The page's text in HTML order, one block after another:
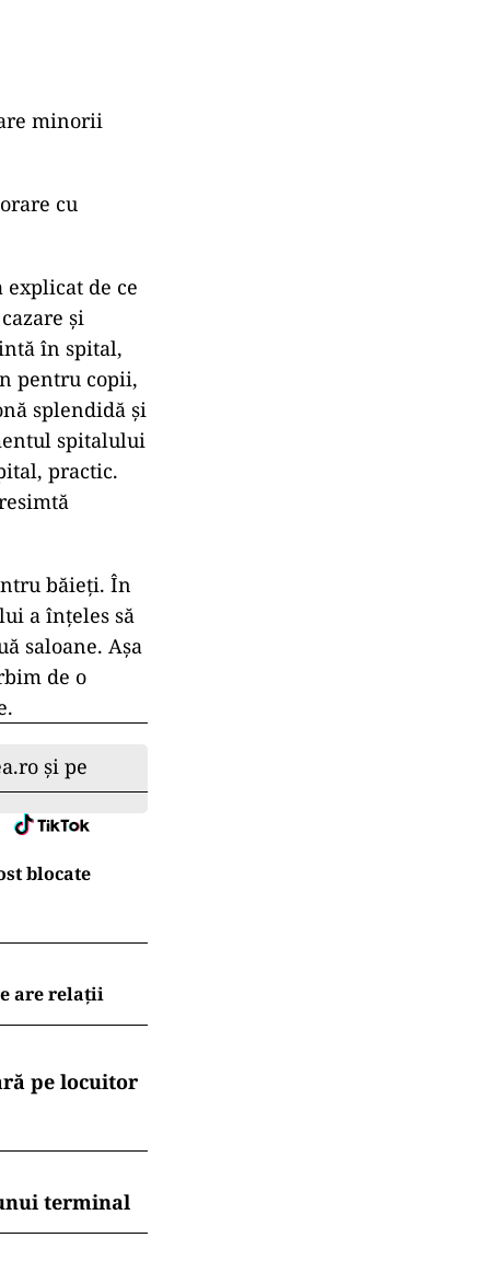
minorii
cu
de ce
și
în spital,
pentru copii,
splendidă și
spitalului
practic.
băieți. În
a înțeles să
saloane. Așa
de o
și pe
blocate
are relații
pe locuitor
terminal